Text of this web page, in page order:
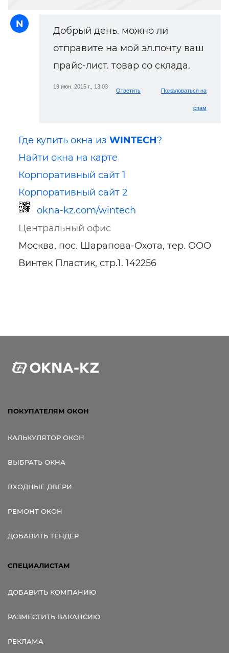
N
Добрый день. можно ли
отправите на мой эл.почту ваш
прайс-лист. товар со склада.
19 июн. 2015 г., 13:03
Ответить Пожаловаться на
спам
Где купить окна из WINTECH?
Найти окна на карте
Корпоративный сайт 1
Корпоративный сайт 2
okna-kz.com/wintech
Центральный офис
Москва, пос. Шарапова-Охота, тер. ООО
Винтек Пластик, стр.1. 142256
ПОКУПАТЕЛЯМ ОКОН
КАЛЬКУЛЯТОР ОКОН
ВЫБРАТЬ ОКНА
ВХОДНЫЕ ДВЕРИ
РЕМОНТ ОКОН
ДОБАВИТЬ ТЕНДЕР
СПЕЦИАЛИСТАМ
ДОБАВИТЬ КОМПАНИЮ
РАЗМЕСТИТЬ ВАКАНСИЮ
РЕКЛАМА